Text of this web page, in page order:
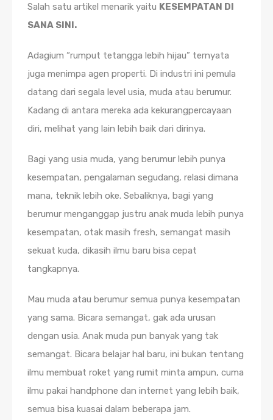
Salah satu artikel menarik yaitu KESEMPATAN DI
SANA SINI.
Adagium “rumput tetangga lebih hijau” ternyata
juga menimpa agen properti. Di industri ini pemula
datang dari segala level usia, muda atau berumur.
Kadang di antara mereka ada kekurangpercayaan
diri, melihat yang lain lebih baik dari dirinya.
Bagi yang usia muda, yang berumur lebih punya
kesempatan, pengalaman segudang, relasi dimana
mana, teknik lebih oke. Sebaliknya, bagi yang
berumur menganggap justru anak muda lebih punya
kesempatan, otak masih fresh, semangat masih
sekuat kuda, dikasih ilmu baru bisa cepat
tangkapnya.
Mau muda atau berumur semua punya kesempatan
yang sama. Bicara semangat, gak ada urusan
dengan usia. Anak muda pun banyak yang tak
semangat. Bicara belajar hal baru, ini bukan tentang
ilmu membuat roket yang rumit minta ampun, cuma
ilmu pakai handphone dan internet yang lebih baik,
semua bisa kuasai dalam beberapa jam.